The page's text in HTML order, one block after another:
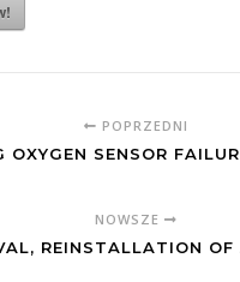
POPRZEDNI
OXYGEN SENSOR
NOWSZE
REINSTALLATION OF